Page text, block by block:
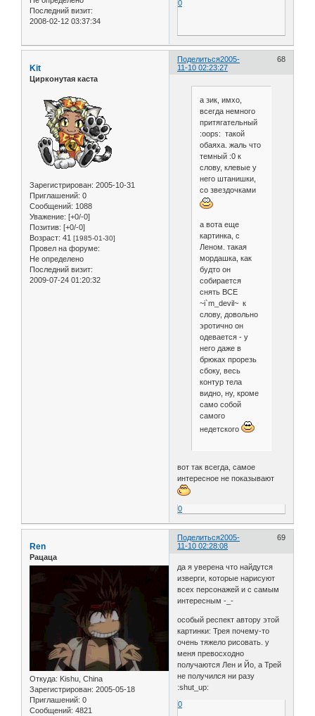
Последний визит:
2008-02-12 03:37:34
0
Поделиться 68
2005-
11-10 02:23:27
Kit
Цирконутая каста
Зарегистрирован: 2005-10-31
Приглашений: 0
Сообщений: 1088
Уважение: [+0/-0]
Позитив: [+0/-0]
Возраст: 41 [1985-01-30]
Провел на форуме:
Не определено
Последний визит:
2009-07-24 01:20:32
а зик, имхо,
всегда немного
притягательный
:oops: такой
обаяха. жаль что
темный :0 к
слову, клевые у
него штанишки,
со звездочками
а вота еще
картинка, с
Леном. такая
мордашка, как
будто он
собирается
снять ВСЕ
~i`m_devil~ к
слову, довольно
эротично он
одевается - у
него даже в
брюках прорезь
сбоку, весь
контур тела
видно, ну, кроме
само собой
самого
недетского
вот так всегда, самое
интересное не показывают
0
Поделиться 69
2005-
11-10 02:28:08
Ren
Рацаца
Откуда: Kishu, China
Зарегистрирован: 2005-05-18
Приглашений: 0
Сообщений: 4821
да я уверена что найдутся
изверги, которые нарисуют
всех персонажей и с самым
интересным -_-
особый респект автору этой
картинки: Трея почему-то
очень тяжело рисовать. у
меня превосходно
получаются Лен и Йо, а Трей
не получился ни разу
:shut_up:
0